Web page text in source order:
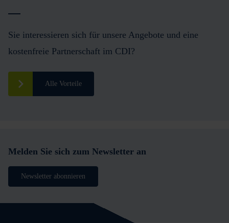
Sie interessieren sich für unsere Angebote und eine
kostenfreie Partnerschaft im CDI?
Alle Vorteile
Melden Sie sich zum Newsletter an
Newsletter abonnieren